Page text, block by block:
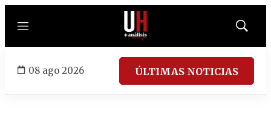
Menú
Mostrar
08 ago 2026 ÚLTIMAS NOTICIAS